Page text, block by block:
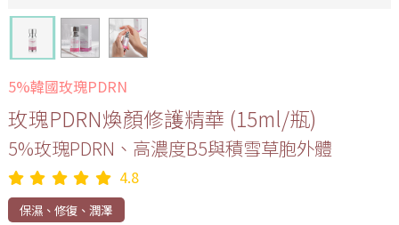
5%韓國玫瑰PDRN
玫瑰PDRN煥顏修護精華 (15ml/瓶)
5%玫瑰PDRN、高濃度B5與積雪草胞外體
4.8
保濕、修復、潤澤